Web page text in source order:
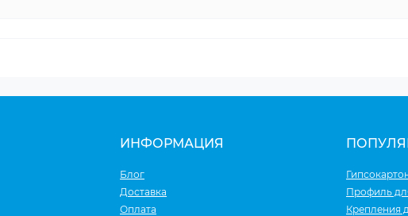
ИНФОРМАЦИЯ
Блог
Доставка
Оплата
Профиль
Крепления